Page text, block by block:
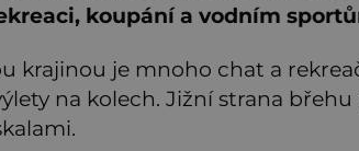
koupání a vodním
krajinou je mnoho chat a
na kolech. Jižní strana